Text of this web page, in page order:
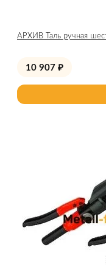
АРХИВ Таль ручная
10 907 ₽